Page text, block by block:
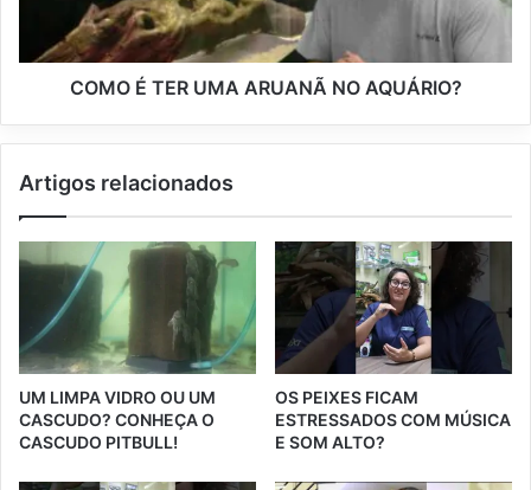
COMO É TER UMA ARUANÃ NO AQUÁRIO?
Artigos relacionados
UM LIMPA VIDRO OU UM
CASCUDO? CONHEÇA O
CASCUDO PITBULL!
OS PEIXES FICAM
ESTRESSADOS COM MÚSICA
E SOM ALTO?